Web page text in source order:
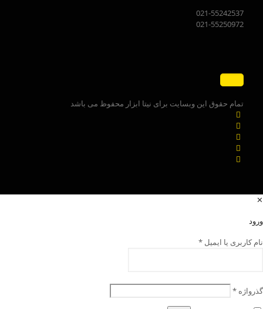
021-55242537
021-55250972
تمام حقوق این وبسایت برای نیتا ابزار محفوظ می باشد
✕
ورود
نام کاربری یا ایمیل *
گذرواژه *